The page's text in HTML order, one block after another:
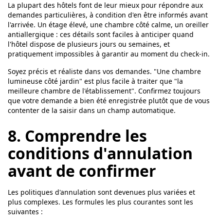
La plupart des hôtels font de leur mieux pour répondre aux
demandes particulières, à condition d'en être informés avant
l'arrivée. Un étage élevé, une chambre côté calme, un oreiller
antiallergique : ces détails sont faciles à anticiper quand
l'hôtel dispose de plusieurs jours ou semaines, et
pratiquement impossibles à garantir au moment du check-in.
Soyez précis et réaliste dans vos demandes. "Une chambre
lumineuse côté jardin" est plus facile à traiter que "la
meilleure chambre de l'établissement". Confirmez toujours
que votre demande a bien été enregistrée plutôt que de vous
contenter de la saisir dans un champ automatique.
8. Comprendre les
conditions d'annulation
avant de confirmer
Les politiques d'annulation sont devenues plus variées et
plus complexes. Les formules les plus courantes sont les
suivantes :